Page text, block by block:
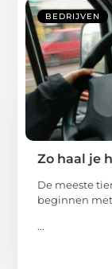
BEDRIJVEN
Zo haal je
De meeste
beginnen
...